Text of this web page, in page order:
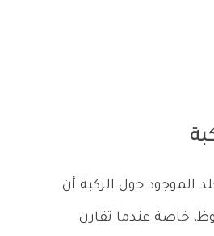
الموجود حول الركبة أن
خاصة عندما تقارن